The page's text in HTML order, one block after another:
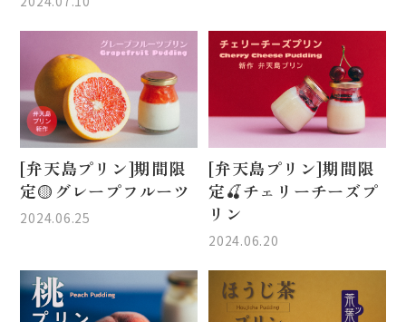
[弁天島プリン]期間限
定🟡グレープフルーツ
2024.06.25
[弁天島プリン]期間限
定🍒チェリーチーズプ
リン
2024.06.20